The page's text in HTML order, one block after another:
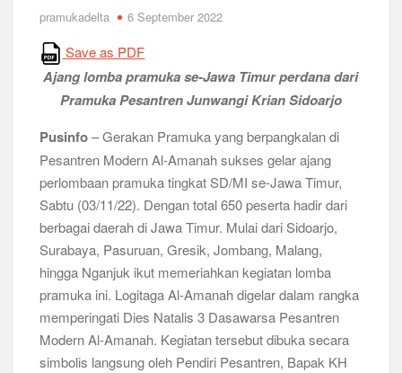
Berkarakter, Berprestasi, Berbudi Luhur : Lomba Tingkat I
Cetak Generasi Tangguh
Pramuka SMKN 1 Jabon Tempa Disiplin dan Kepedulian
Sosial Melalui Jelajah Desa
Gemuruh Semangat di Pangkalan SMP YPM 1 Taman: Saat
Kompetisi Mencetak Karakter dan Merajut Generasi di PSCC
Perkuat Kepemimpinan dan Demokrasi, Kwarran Jabon Gelar
Dianpinsa serta Musppanitera 2026
Bukan Cuma Kemah! Pramuka SMK YPM 3 Taman Adopsi
Sistem Kerja Industri Lewat KPDA
Kwarran Porong Gembleng Penegak Pramuka Lewat Pelatihan
Keprotokoleran
pramukadelta 6 September 2022
Save as PDF
Ajang lomba pramuka se-Jawa Timur perdana dari
Pramuka Pesantren Junwangi Krian Sidoarjo
Pusinfo– Gerakan Pramuka yang berpangkalan di
Pesantren Modern Al-Amanah sukses gelar ajang
perlombaan pramuka tingkat SD/MI se-Jawa Timur,
Sabtu (03/11/22). Dengan total 650 peserta hadir dari
berbagai daerah di Jawa Timur. Mulai dari Sidoarjo,
Surabaya, Pasuruan, Gresik, Jombang, Malang,
hingga Nganjuk ikut memeriahkan kegiatan lomba
pramuka ini. Logitaga Al-Amanah digelar dalam rangka
memperingati Dies Natalis 3 Dasawarsa Pesantren
Modern Al-Amanah. Kegiatan tersebut dibuka secara
simbolis langsung oleh Pendiri Pesantren, Bapak KH